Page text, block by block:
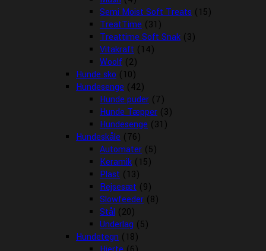
Semi Moist Soft Treats (15)
TreatTime (31)
Treattime Soft Snak (3)
Vitakraft (14)
Woolf (2)
Hunde sko (10)
Hundesenge (42)
Hunde puder (7)
Hunde Tæpper (3)
Hundesenge (31)
Hundeskåle (76)
Automater (5)
Keramik (15)
Plast (13)
Rejsesæt (9)
Slowfeeder (8)
Stål (20)
Underlag (5)
Hundetegn (18)